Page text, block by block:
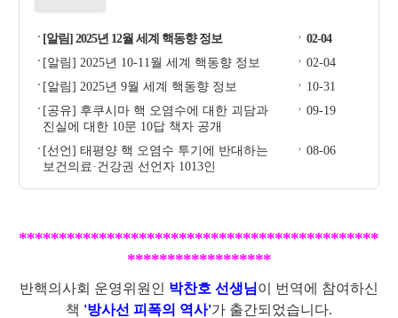
[알림] 2025년 12월 세계 핵동향 정보
02-04
[알림] 2025년 10-11월 세계 핵동향 정보
02-04
[알림] 2025년 9월 세계 핵동향 정보
10-31
[공유] 후쿠시마 핵 오염수에 대한 괴담과
진실에 대한 10문 10답 책자 공개
09-19
[선언] 태평양 핵 오염수 투기에 반대하는
보건의료·건강권 선언자 1013인
08-06
*********************************************
******************
반핵의사회 운영위원인 박찬호 선생님이 번역에 참여하신
책 '방사선 피폭의 역사'가 출간되었습니다.